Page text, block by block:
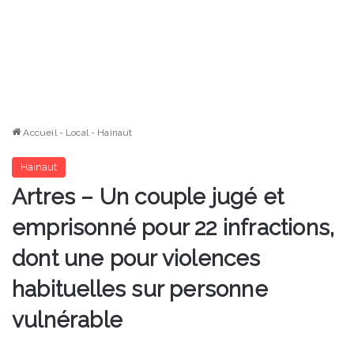
Accueil - Local - Hainaut
Hainaut
Artres – Un couple jugé et
emprisonné pour 22 infractions,
dont une pour violences
habituelles sur personne
vulnérable